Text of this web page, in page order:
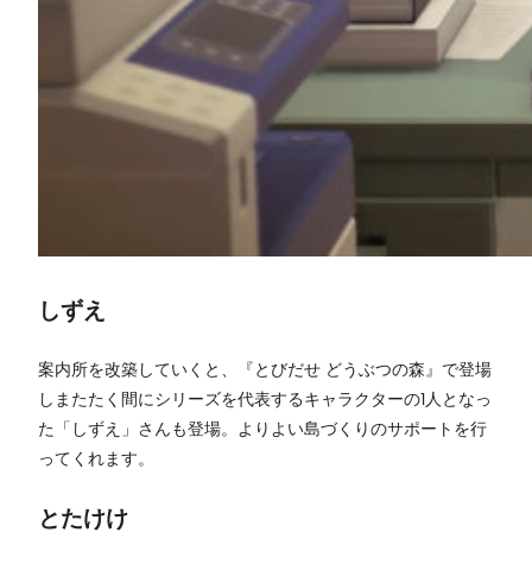
しずえ
案内所を改築していくと、『とびだせ どうぶつの森』で登場
しまたたく間にシリーズを代表するキャラクターの1人となっ
た「しずえ」さんも登場。よりよい島づくりのサポートを行
ってくれます。
とたけけ